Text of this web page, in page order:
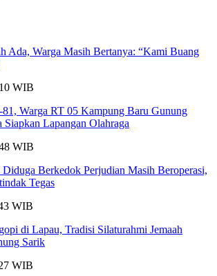
Ada, Warga Masih Bertanya: “Kami Buang
WIB
Warga RT 05 Kampung Baru Gunung
Siapkan Lapangan Olahraga
WIB
Diduga Berkedok Perjudian Masih Beroperasi,
Tegas
WIB
di Lapau, Tradisi Silaturahmi Jemaah
Sarik
WIB